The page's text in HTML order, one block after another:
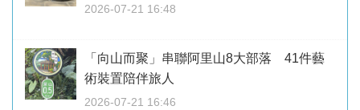
2026-07-21 16:48
「向山而聚」串聯阿里山8大部落 41件藝
術裝置陪伴旅人
2026-07-21 16:46